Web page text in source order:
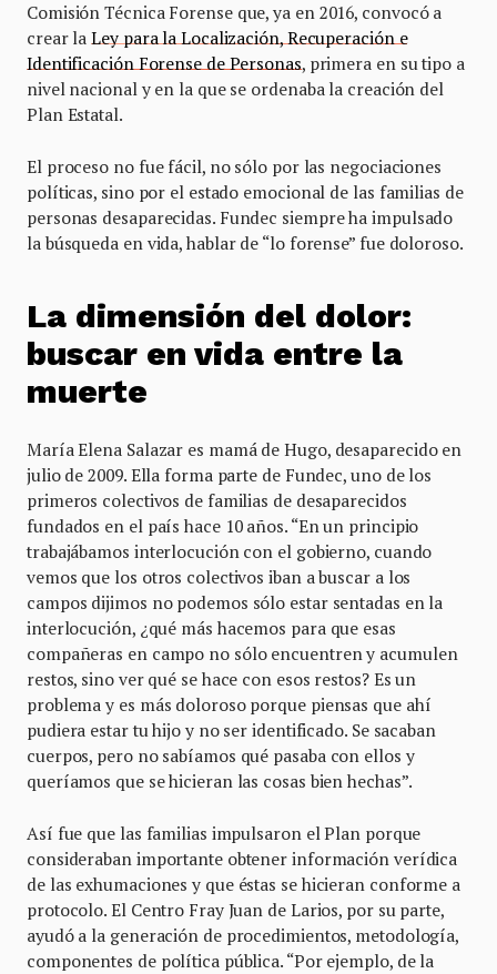
Comisión Técnica Forense que, ya en 2016, convocó a
crear laLey para la Localización, Recuperación e
Identificación Forense de Personas, primera en su tipo a
nivel nacional y en la que se ordenaba la creación del
Plan Estatal.
El proceso no fue fácil, no sólo por las negociaciones
políticas, sino por el estado emocional de las familias de
personas desaparecidas. Fundec siempre ha impulsado
la búsqueda en vida, hablar de “lo forense” fue doloroso.
La dimensión del dolor:
buscar en vida entre la
muerte
María Elena Salazar es mamá de Hugo, desaparecido en
julio de 2009. Ella forma parte de Fundec, uno de los
primeros colectivos de familias de desaparecidos
fundados en el país hace 10 años. “En un principio
trabajábamos interlocución con el gobierno, cuando
vemos que los otros colectivos iban a buscar a los
campos dijimos no podemos sólo estar sentadas en la
interlocución, ¿qué más hacemos para que esas
compañeras en campo no sólo encuentren y acumulen
restos, sino ver qué se hace con esos restos? Es un
problema y es más doloroso porque piensas que ahí
pudiera estar tu hijo y no ser identificado. Se sacaban
cuerpos, pero no sabíamos qué pasaba con ellos y
queríamos que se hicieran las cosas bien hechas”.
Así fue que las familias impulsaron el Plan porque
consideraban importante obtener información verídica
de las exhumaciones y que éstas se hicieran conforme a
protocolo. El Centro Fray Juan de Larios, por su parte,
ayudó a la generación de procedimientos, metodología,
componentes de política pública. “Por ejemplo, de la